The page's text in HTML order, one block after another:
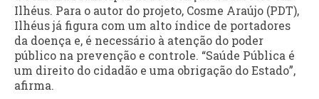
Ilhéus. Para o autor do projeto, Cosme Araújo (PDT),
Ilhéus já figura com um alto índice de portadores
da doença e, é necessário à atenção do poder
público na prevenção e controle. “Saúde Pública é
um direito do cidadão e uma obrigação do Estado”,
afirma.